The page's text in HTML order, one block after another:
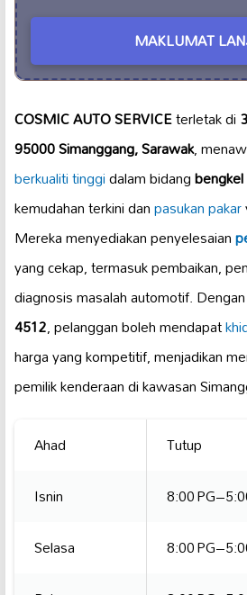
MAKLUMAT
COSMIC AUTO SERVICEterletak di
95000 Simanggang, Sarawak,
berkualiti tinggidalam bidang
kemudahan terkini danpasukan pakar
Mereka menyediakan penyelesaian
yang cekap, termasuk pembaikan,
diagnosis masalah automotif. Dengan
4512, pelanggan boleh mendapat
harga yang kompetitif, menjadikan
pemilik kenderaan di kawasan
Ahad
Tutup
Isnin
8:00
Selasa
8:00